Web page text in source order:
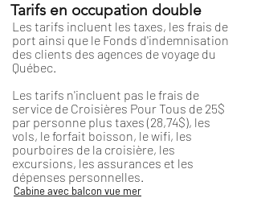
Tarifs en occupation double
Les tarifs incluent les taxes, les frais de
port ainsi que le Fonds d'indemnisation
des clients des agences de voyage du
Québec.
Les tarifs n'incluent pas le frais de
service de Croisières Pour Tous de 25$
par personne plus taxes (28,74$), les
vols, le forfait boisson, le wifi, les
pourboires de la croisière, les
excursions, les assurances et les
dépenses personnelles.
Cabine avec balcon vue mer